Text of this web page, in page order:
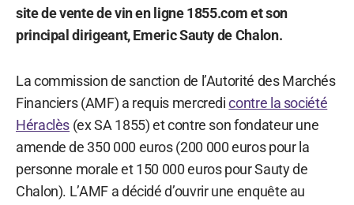
site de vente de vin en ligne 1855.com et son
principal dirigeant, Emeric Sauty de Chalon.
La commission de sanction de l’Autorité des Marchés
Financiers (AMF) a requis mercredicontre la société
Héraclès (ex SA 1855) et contre son fondateur une
amende de 350 000 euros (200 000 euros pour la
personne morale et 150 000 euros pour Sauty de
Chalon). L’AMF a décidé d’ouvrir une enquête au